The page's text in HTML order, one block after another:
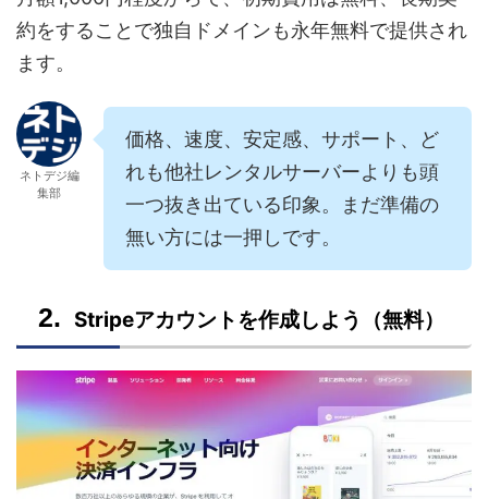
約をすることで独自ドメインも永年無料で提供され
ます。
ネトデジ編
集部
価格、速度、安定感、サポート、ど
れも他社レンタルサーバーよりも頭
一つ抜き出ている印象。まだ準備の
無い方には一押しです。
Stripeアカウントを作成しよう（無料）